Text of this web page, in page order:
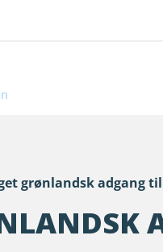
grønlandsk adgang til